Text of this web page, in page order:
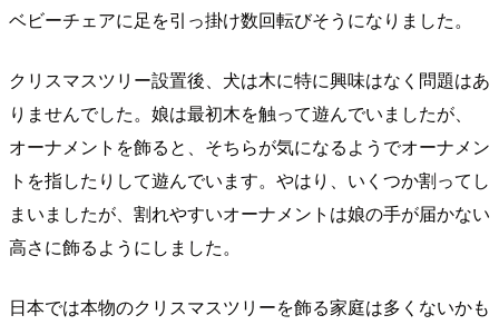
ベビーチェアに足を引っ掛け数回転びそうになりました。
クリスマスツリー設置後、犬は木に特に興味はなく問題はあ
りませんでした。娘は最初木を触って遊んでいましたが、
オーナメントを飾ると、そちらが気になるようでオーナメン
トを指したりして遊んでいます。やはり、いくつか割ってし
まいましたが、割れやすいオーナメントは娘の手が届かない
高さに飾るようにしました。
日本では本物のクリスマスツリーを飾る家庭は多くないかも